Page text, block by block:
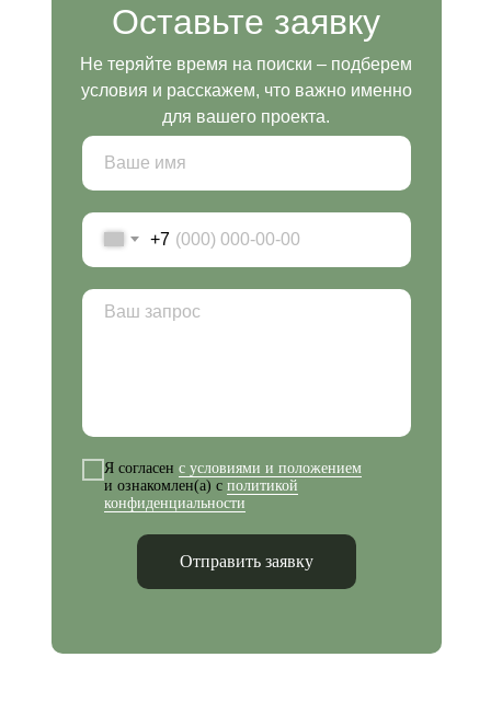
Оставьте заявку
Не теряйте время на поиски – подберем
условия и расскажем, что важно именно
для вашего проекта.
+7
Я согласен с условиями и положением
и ознакомлен(а) с политикой
конфиденциальности
Отправить заявку